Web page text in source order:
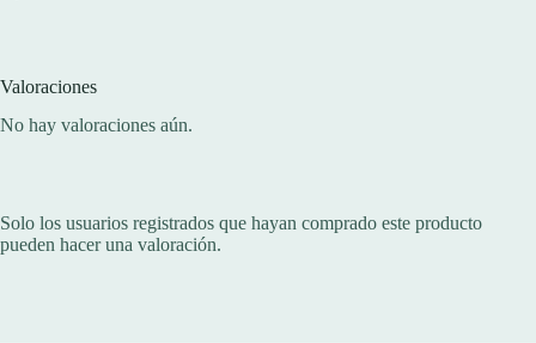
Valoraciones
No hay valoraciones aún.
Solo los usuarios registrados que hayan comprado este producto
pueden hacer una valoración.